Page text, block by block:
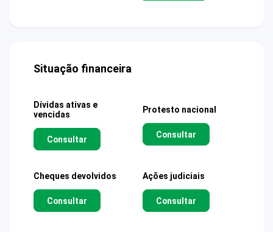
Situação financeira
Dívidas ativas e
vencidas
Consultar
Protesto nacional
Consultar
Cheques devolvidos
Consultar
Ações judiciais
Consultar